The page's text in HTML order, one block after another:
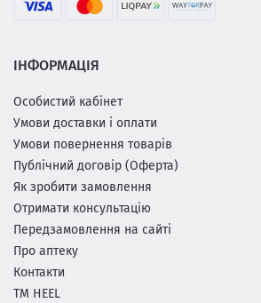
ІНФОРМАЦІЯ
Особистий кабінет
Умови доставки і оплати
Умови повернення товарів
Публічний договір (Оферта)
Як зробити замовлення
Отримати консультацію
Передзамовлення на сайті
Про аптеку
Контакти
ТМ HEEL